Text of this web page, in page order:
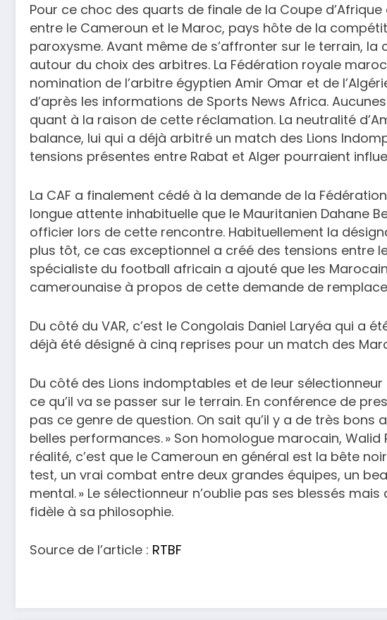
Pour ce choc des quarts de finale de la Coupe
entre le Cameroun et le Maroc, pays hôte de la
paroxysme. Avant même de s’affronter sur le terrain,
autour du choix des arbitres. La Fédération royale
nomination de l’arbitre égyptien Amir Omar et de
d’après les informations de Sports News Africa.
quant à la raison de cette réclamation. La neutralité
balance, lui qui a déjà arbitré un match des Lions
tensions présentes entre Rabat et Alger pourraient
La CAF a finalement cédé à la demande de la
longue attente inhabituelle que le Mauritanien Dahane
officier lors de cette rencontre. Habituellement la
plus tôt, ce cas exceptionnel a créé des tensions entre
spécialiste du football africain a ajouté que les
camerounaise à propos de cette demande de
Du côté du VAR, c’est le Congolais Daniel Laryéa qui a
déjà été désigné à cinq reprises pour un match des
Du côté des Lions indomptables et de leur
ce qu’il va se passer sur le terrain. En conférence de
pas ce genre de question. On sait qu’il y a de très
belles performances. » Son homologue marocain, Walid
réalité, c’est que le Cameroun en général est la bête
test, un vrai combat entre deux grandes équipes, un
mental. » Le sélectionneur n’oublie pas ses blessés
fidèle à sa philosophie.
Source de l’article : RTBF